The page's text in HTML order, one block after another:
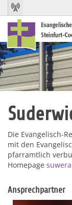
Die Evangelisch-
mit den
pfarramtlich
Homepage
Ansprechpartner